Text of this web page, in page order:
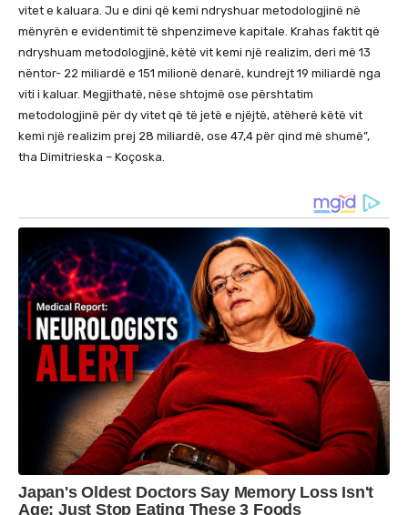
vitet e kaluara. Ju e dini që kemi ndryshuar metodologjinë në
mënyrën e evidentimit të shpenzimeve kapitale. Krahas faktit që
ndryshuam metodologjinë, këtë vit kemi një realizim, deri më 13
nëntor- 22 miliardë e 151 milionë denarë, kundrejt 19 miliardë nga
viti i kaluar. Megjithatë, nëse shtojmë ose përshtatim
metodologjinë për dy vitet që të jetë e njëjtë, atëherë këtë vit
kemi një realizim prej 28 miliardë, ose 47,4 për qind më shumë”,
tha Dimitrieska – Koçoska.